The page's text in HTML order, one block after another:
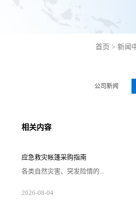
首页 > 新闻
公司新闻
相关内容
应急救灾帐篷采购指南
各类自然灾害、突发险情的...
2026-08-04